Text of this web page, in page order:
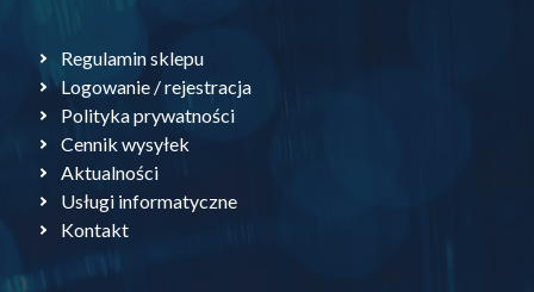
Regulamin sklepu
Logowanie / rejestracja
Polityka prywatności
Cennik wysyłek
Aktualności
Usługi informatyczne
Kontakt